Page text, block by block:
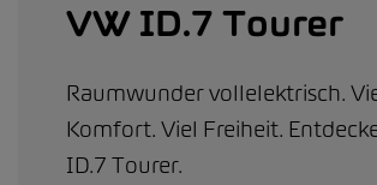
VW ID.7 Tourer
Raumwunder vollelektrisch.
Komfort. Viel Freiheit.
ID.7 Tourer.